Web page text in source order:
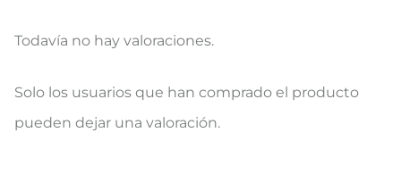
V
a
Todavía no hay valoraciones.
Solo los usuarios que han comprado el producto
pueden dejar una valoración.